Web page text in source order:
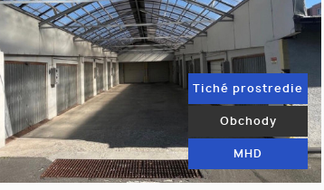
Tiché prostredie
Obchody
MHD